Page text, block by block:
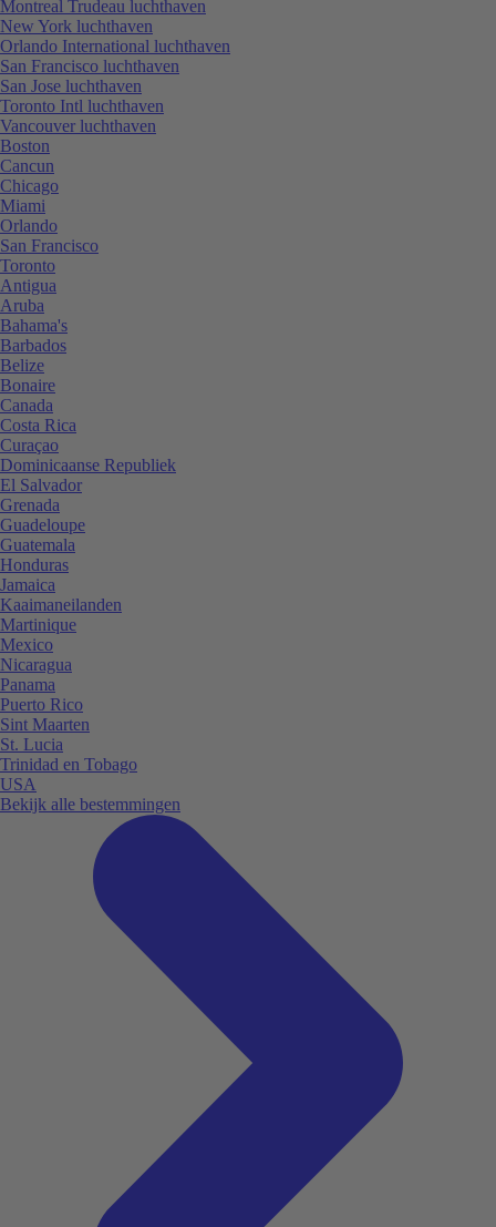
Montreal Trudeau luchthaven
New York luchthaven
Orlando International luchthaven
San Francisco luchthaven
San Jose luchthaven
Toronto Intl luchthaven
Vancouver luchthaven
Boston
Cancun
Chicago
Miami
Orlando
San Francisco
Toronto
Antigua
Aruba
Bahama's
Barbados
Belize
Bonaire
Canada
Costa Rica
Curaçao
Dominicaanse Republiek
El Salvador
Grenada
Guadeloupe
Guatemala
Honduras
Jamaica
Kaaimaneilanden
Martinique
Mexico
Nicaragua
Panama
Puerto Rico
Sint Maarten
St. Lucia
Trinidad en Tobago
USA
Bekijk alle bestemmingen